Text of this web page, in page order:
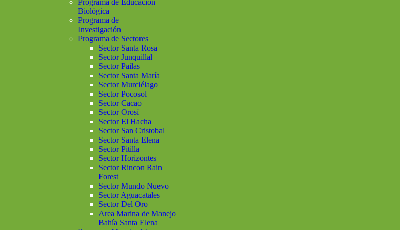
Programa de Educación
Biológica
Programa de
Investigación
Programa de Sectores
Sector Santa Rosa
Sector Junquillal
Sector Pailas
Sector Santa María
Sector Murciélago
Sector Pocosol
Sector Cacao
Sector Orosí
Sector El Hacha
Sector San Cristobal
Sector Santa Elena
Sector Pitilla
Sector Horizontes
Sector Rincon Rain
Forest
Sector Mundo Nuevo
Sector Aguacatales
Sector Del Oro
Area Marina de Manejo
Bahía Santa Elena